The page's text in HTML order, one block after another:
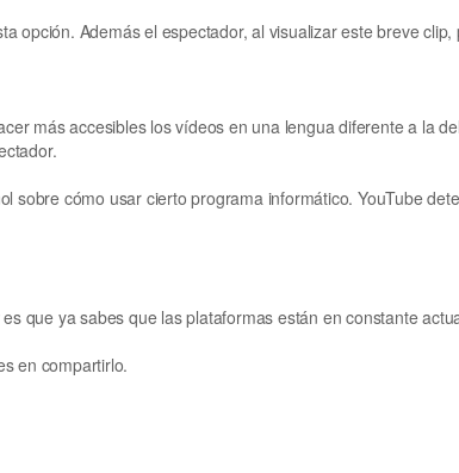
opción. Además el espectador, al visualizar este breve
más accesibles los vídeos en una lengua diferente a la
sobre cómo usar cierto programa informático. YouTube
que ya sabes que las plataformas están en constante
en compartirlo.